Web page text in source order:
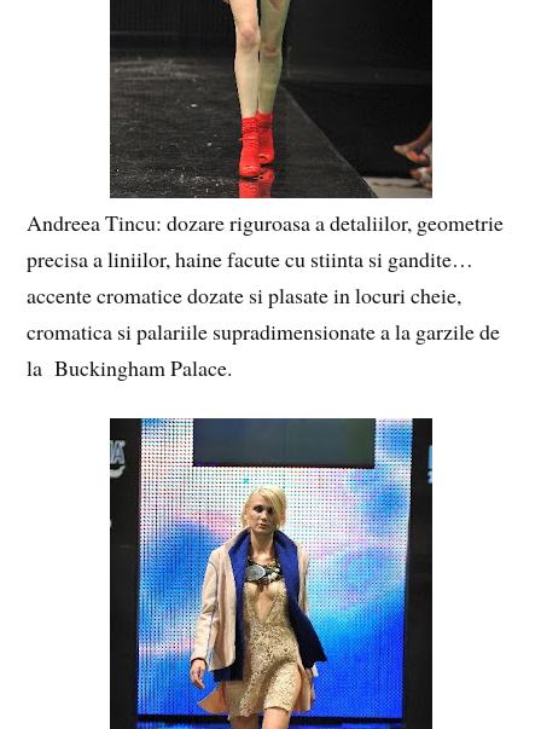
Andreea Tincu: dozare riguroasa a detaliilor, geometrie
precisa a liniilor, haine facute cu stiinta si gandite…
accente cromatice dozate si plasate in locuri cheie,
cromatica si palariile supradimensionate a la garzile de
la Buckingham Palace.